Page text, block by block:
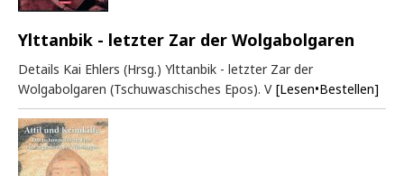
Ylttanbik - letzter Zar der Wolgabolgaren
Details Kai Ehlers (Hrsg.) Ylttanbik - letzter Zar der
Wolgabolgaren (Tschuwaschisches Epos). V [Lesen•Bestellen]